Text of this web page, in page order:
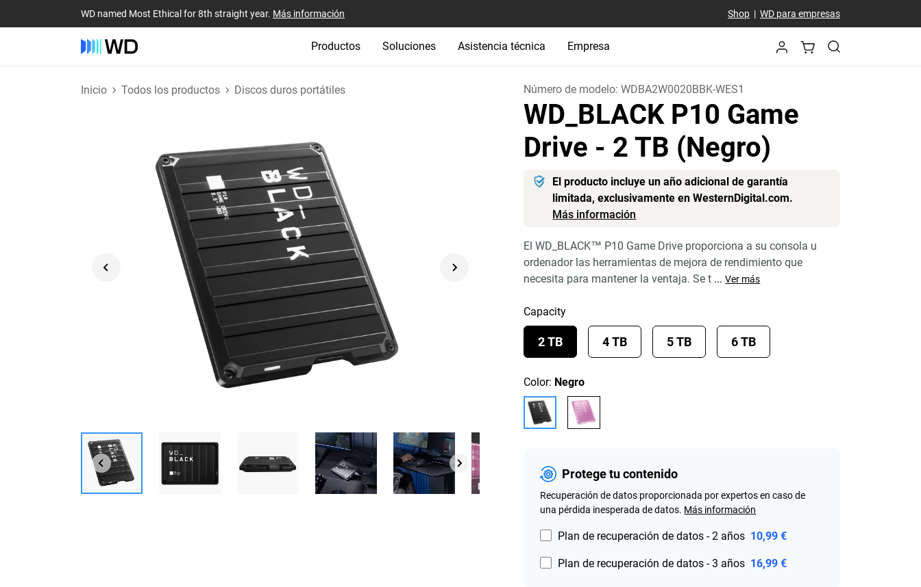
WD named Most Ethical for 8th straight year. Más información Shop| WD para empresas
Productos Soluciones Asistencia técnica Empresa
Inicio Todos los productos Discos duros portátiles Número de modelo:WDBA2W0020BBK-WES1
WD_BLACK P10 Game
Drive - 2 TB (Negro)
El producto incluye un año adicional de garantía
limitada, exclusivamente en WesternDigital.com.
Más información
El WD_BLACK™ P10 Game Drive proporciona a su consola u
ordenador las herramientas de mejora de rendimiento que
necesita para mantener la ventaja. Se t ... Ver más
Capacity
2 TB 4 TB 5 TB 6 TB
Color: Negro
Protege tu contenido
Recuperación de datos proporcionada por expertos en caso de
una pérdida inesperada de datos. Más información
Plan de recuperación de datos - 2 años 10,99 €
Plan de recuperación de datos - 3 años 16,99 €